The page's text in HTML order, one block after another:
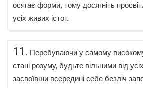
осягає форми, тому досягніть
усіх живих істот.
11. Перебуваючи у самому
стані розуму, будьте вільними від
засвоївши всередині себе безліч